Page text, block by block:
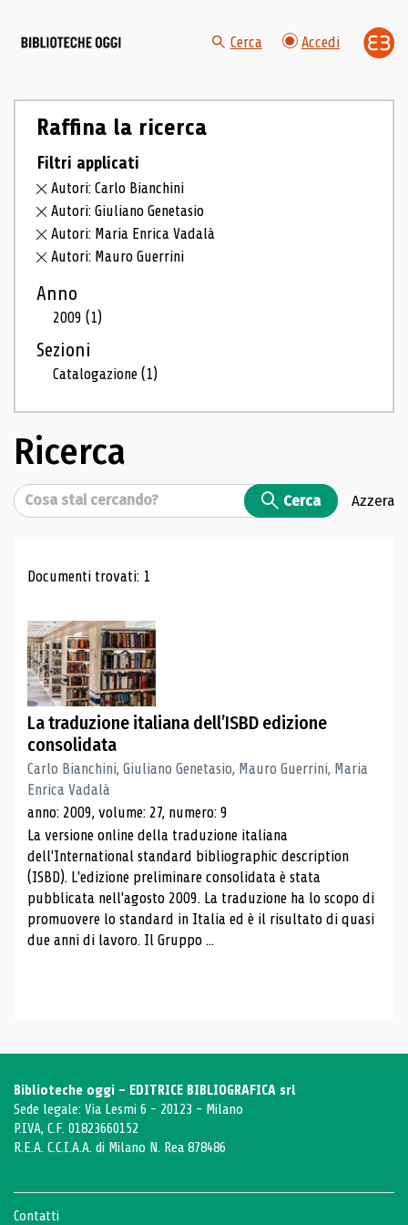
Cerca Accedi
Raffina la ricerca
Filtri applicati
Autori: Carlo Bianchini
Autori: Giuliano Genetasio
Autori: Maria Enrica Vadalà
Autori: Mauro Guerrini
Anno
2009(1)
Sezioni
Catalogazione(1)
Ricerca
Cerca Cerca Azzera
Risultati di ricerca
Documenti trovati: 1
La traduzione italiana dell’ISBD edizione
consolidata
Carlo Bianchini, Giuliano Genetasio, Mauro Guerrini, Maria
Enrica Vadalà
anno: 2009, volume: 27, numero: 9
La versione online della traduzione italiana
dell'International standard bibliographic description
(ISBD). L'edizione preliminare consolidata è stata
pubblicata nell'agosto 2009. La traduzione ha lo scopo di
promuovere lo standard in Italia ed è il risultato di quasi
due anni di lavoro. Il Gruppo ...
Biblioteche oggi - EDITRICE BIBLIOGRAFICA srl
Sede legale: Via Lesmi 6 - 20123 - Milano
P.IVA, C.F. 01823660152
R.E.A. C.C.I.A.A. di Milano N. Rea 878486
Contatti